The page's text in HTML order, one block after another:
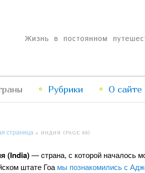
в постоянном путешествии
Перейти
Перейти
Рубрики О сайте
страница » ИНДИЯ (PAGE 66)
(India)— cтрана, с которой началось
штате Гоа мы познакомились с